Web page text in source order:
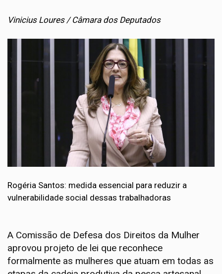
Vinicius Loures / Câmara dos Deputados
Rogéria Santos: medida essencial para reduzir a
vulnerabilidade social dessas trabalhadoras
A Comissão de Defesa dos Direitos da Mulher
aprovou projeto de lei que reconhece
formalmente as mulheres que atuam em todas as